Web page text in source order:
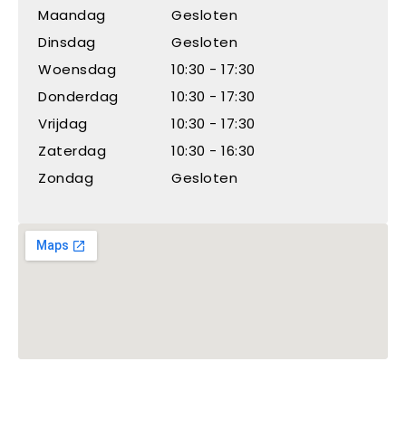
Maandag
Gesloten
Dinsdag
Gesloten
Woensdag
10:30 - 17:30
Donderdag
10:30 - 17:30
Vrijdag
10:30 - 17:30
Zaterdag
10:30 - 16:30
Zondag
Gesloten